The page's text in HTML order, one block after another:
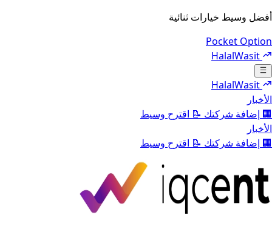
أفضل وسيط خيارات ثنائية
Pocket Option
HalalWasit
Toggle navigation menu
HalalWasit
الأخبار
🏢 إضافة شركتك 📝 اقترح وسيط
الأخبار
🏢 إضافة شركتك 📝 اقترح وسيط